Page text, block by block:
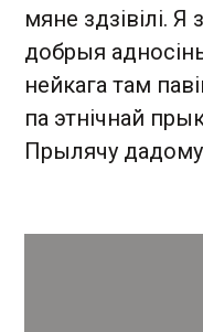
мяне здзівілі.
добрыя
нейкага там
па этнічнай
Прылячу